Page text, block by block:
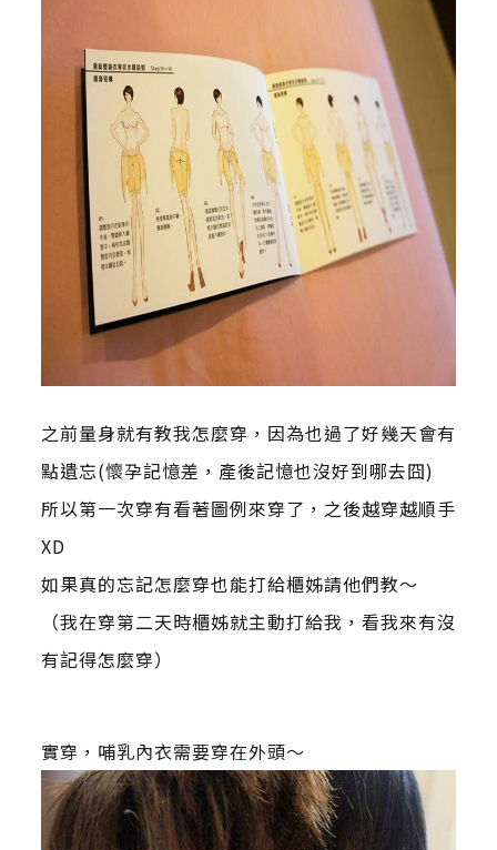
之前量身就有教我怎麼穿，因為也過了好幾天會有
點遺忘(懷孕記憶差，產後記憶也沒好到哪去囧)
所以第一次穿有看著圖例來穿了，之後越穿越順手
XD
如果真的忘記怎麼穿也能打給櫃姊請他們教～
（我在穿第二天時櫃姊就主動打給我，看我來有沒
有記得怎麼穿）
實穿，哺乳內衣需要穿在外頭～